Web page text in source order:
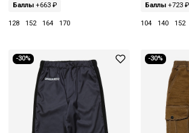
Баллы +663 ₽
128 152 164 170
Баллы+723 ₽
104 140 152
-30% -30%